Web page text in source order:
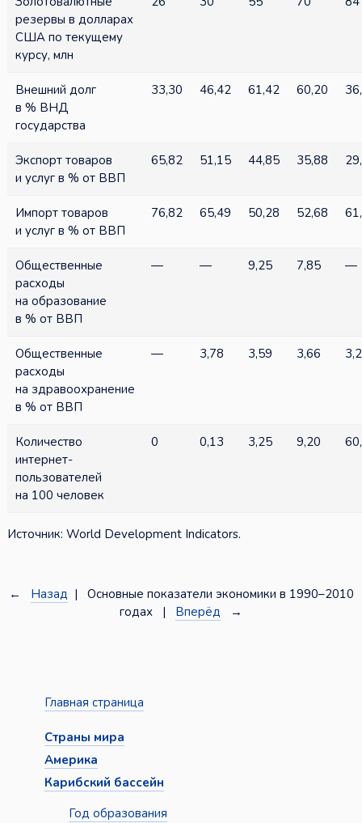
резервы в долларах
США по текущему
курсу, млн
Внешний долг
в % ВНД
государства
33,30 46,42 61,42 60,20
Экспорт товаров
и услуг в % от ВВП
65,82 51,15 44,85 35,88
Импорт товаров
и услуг в % от ВВП
76,82 65,49 50,28 52,68
Общественные
расходы
на образование
в % от ВВП
— — 9,25 7,85 —
Общественные
расходы
на здравоохранение
в % от ВВП
— 3,78 3,59 3,66
Количество
интернет-
пользователей
на 100 человек
0 0,13 3,25 9,20
Источник: World Development Indicators.
← Назад | Основные показатели экономики в 1990–2010
годах | Вперёд →
Главная страница
Страны мира
Америка
Карибский бассейн
Год образования